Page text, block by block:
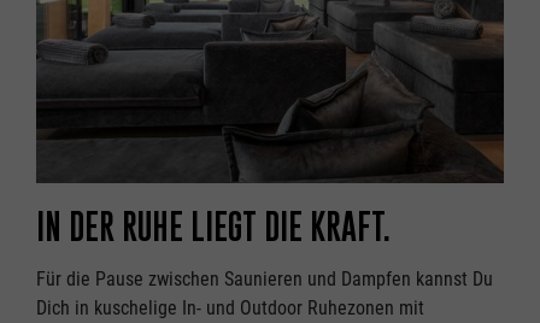
IN DER RUHE LIEGT DIE KRAFT.
Für die Pause zwischen Saunieren und Dampfen kannst Du
Dich in kuschelige In- und Outdoor Ruhezonen mit